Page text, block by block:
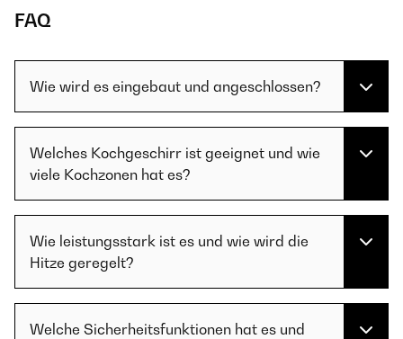
FAQ
Wie wird es eingebaut und angeschlossen?
Welches Kochgeschirr ist geeignet und wie
viele Kochzonen hat es?
Wie leistungsstark ist es und wie wird die
Hitze geregelt?
Welche Sicherheitsfunktionen hat es und